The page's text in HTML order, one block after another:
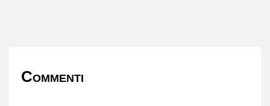
Commenti